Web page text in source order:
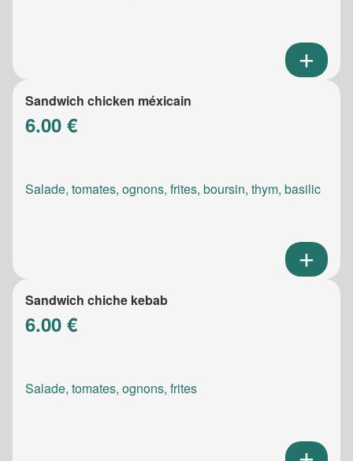
Sandwich chicken méxicain
6.00 €
Salade, tomates, ognons, frites, boursin, thym, basilic
Sandwich chiche kebab
6.00 €
Salade, tomates, ognons, frites